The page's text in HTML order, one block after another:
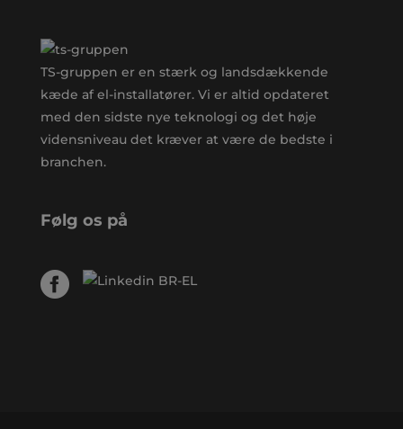
TS-gruppen er en stærk og landsdækkende
kæde af el-installatører. Vi er altid opdateret
med den sidste nye teknologi og det høje
vidensniveau det kræver at være de bedste i
branchen.
Følg os på